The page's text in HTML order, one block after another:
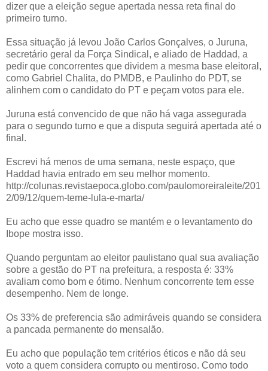
dizer que a eleição segue apertada nessa reta final do
primeiro turno.
Essa situação já levou João Carlos Gonçalves, o Juruna,
secretário geral da Força Sindical, e aliado de Haddad, a
pedir que concorrentes que dividem a mesma base eleitoral,
como Gabriel Chalita, do PMDB, e Paulinho do PDT, se
alinhem com o candidato do PT e peçam votos para ele.
Juruna está convencido de que não há vaga assegurada
para o segundo turno e que a disputa seguirá apertada até o
final.
Escrevi há menos de uma semana, neste espaço, que
Haddad havia entrado em seu melhor momento.
http://colunas.revistaepoca.globo.com/paulomoreiraleite/201
2/09/12/quem-teme-lula-e-marta/
Eu acho que esse quadro se mantém e o levantamento do
Ibope mostra isso.
Quando perguntam ao eleitor paulistano qual sua avaliação
sobre a gestão do PT na prefeitura, a resposta é: 33%
avaliam como bom e ótimo. Nenhum concorrente tem esse
desempenho. Nem de longe.
Os 33% de preferencia são admiráveis quando se considera
a pancada permanente do mensalão.
Eu acho que população tem critérios éticos e não dá seu
voto a quem considera corrupto ou mentiroso. Como todo